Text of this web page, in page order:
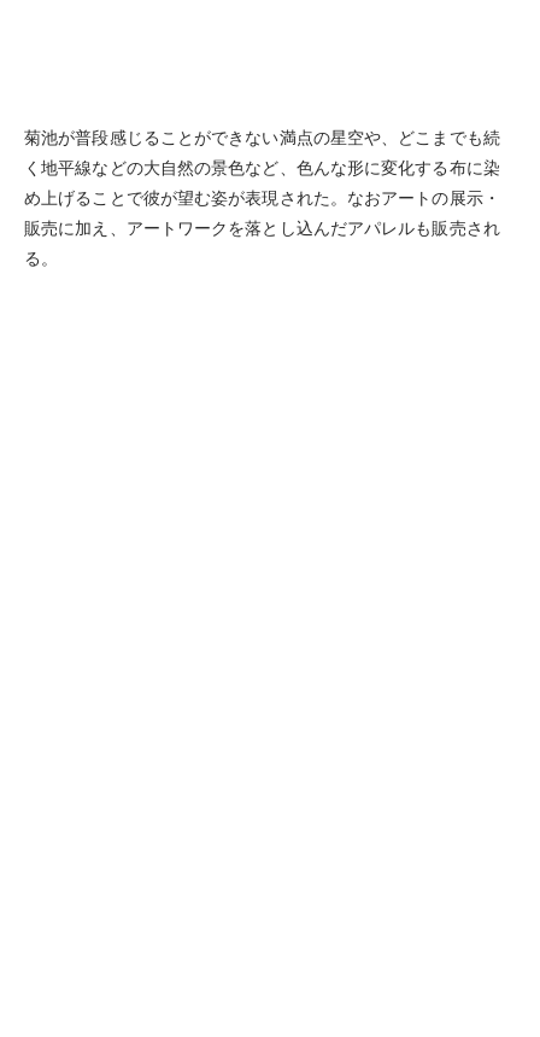
菊池が普段感じることができない満点の星空や、どこまでも続
く地平線などの大自然の景色など、色んな形に変化する布に染
め上げることで彼が望む姿が表現された。なおアートの展示・
販売に加え、アートワークを落とし込んだアパレルも販売され
る。